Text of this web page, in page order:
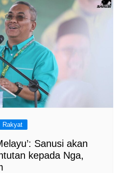
Rakyat
Sanusi akan
kepada Nga,